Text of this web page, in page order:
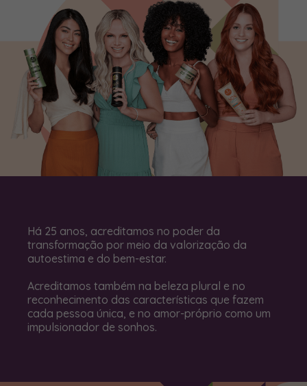
Há 25 anos, acreditamos no poder da
transformação por meio da valorização da
autoestima e do bem-estar.
Acreditamos também na beleza plural e no
reconhecimento das características que fazem
cada pessoa única, e no amor-próprio como um
impulsionador de sonhos.